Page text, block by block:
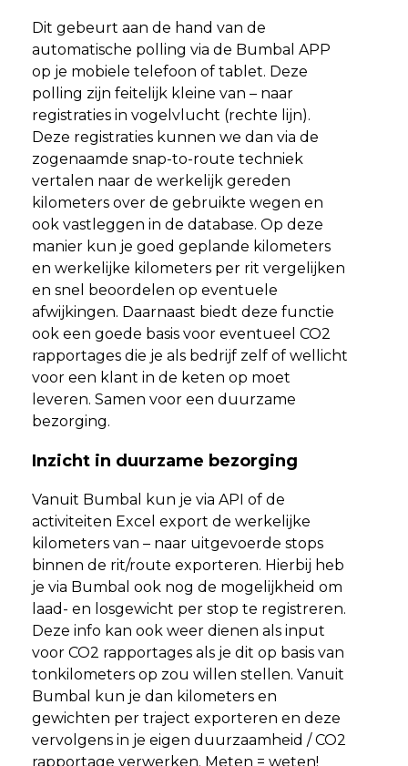
Dit gebeurt aan de hand van de
automatische polling via de Bumbal APP
op je mobiele telefoon of tablet. Deze
polling zijn feitelijk kleine van – naar
registraties in vogelvlucht (rechte lijn).
Deze registraties kunnen we dan via de
zogenaamde snap-to-route techniek
vertalen naar de werkelijk gereden
kilometers over de gebruikte wegen en
ook vastleggen in de database. Op deze
manier kun je goed geplande kilometers
en werkelijke kilometers per rit vergelijken
en snel beoordelen op eventuele
afwijkingen. Daarnaast biedt deze functie
ook een goede basis voor eventueel CO2
rapportages die je als bedrijf zelf of wellicht
voor een klant in de keten op moet
leveren. Samen voor een duurzame
bezorging.
Inzicht in duurzame bezorging
Vanuit Bumbal kun je via API of de
activiteiten Excel export de werkelijke
kilometers van – naar uitgevoerde stops
binnen de rit/route exporteren. Hierbij heb
je via Bumbal ook nog de mogelijkheid om
laad- en losgewicht per stop te registreren.
Deze info kan ook weer dienen als input
voor CO2 rapportages als je dit op basis van
tonkilometers op zou willen stellen. Vanuit
Bumbal kun je dan kilometers en
gewichten per traject exporteren en deze
vervolgens in je eigen duurzaamheid / CO2
rapportage verwerken. Meten = weten!